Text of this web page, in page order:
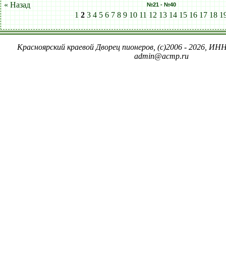
« Назад
№21 - №40
1 2 3 4 5 6 7 8 9 10 11 12 13 14 15 16 17 18
Красноярский краевой Дворец пионеров, (c)2006 - 2026,
admin@acmp.ru